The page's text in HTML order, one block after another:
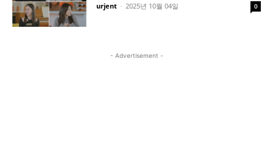
urjent - 2025년 10월 04일 0
- Advertisement -